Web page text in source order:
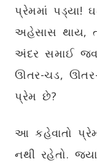
પ્રેમમાં પડ્યા!
અહેસાસ થાય,
અંદર સમાઈ
ઊતર-ચડ,
પ્રેમ છે?
આ કહેવાતો
નથી રહેતો.